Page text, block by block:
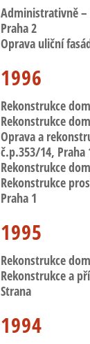
Administrativně
Praha 2
Oprava uliční
1996
Rekonstrukce
Rekonstrukce
Oprava a
č.p.353/14, Praha
Rekonstrukce
Rekonstrukce
Praha 1
1995
Rekonstrukce
Rekonstrukce a
Strana
1994